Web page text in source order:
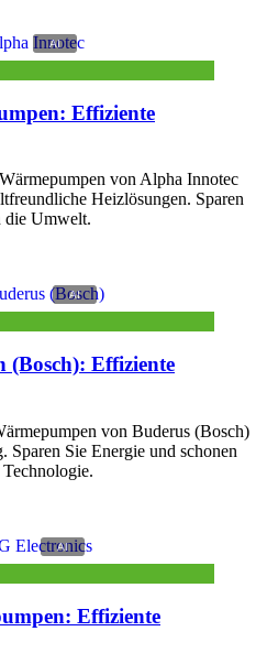
Effiziente
von Alpha Innotec
Heizlösungen. Sparen
die Umwelt.
(Bosch): Effiziente
von Buderus (Bosch)
Sparen Sie Energie und schonen
Effiziente